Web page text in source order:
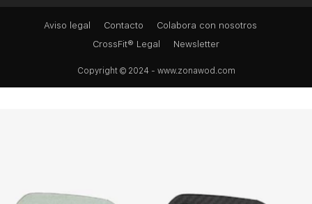
Aviso legal Contacto
Colabora con nosotros
CrossFit® Legal
Newsletter
Copyright © 2024 - www.zonawod.com